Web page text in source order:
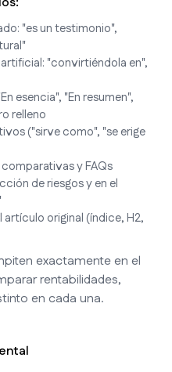
"es un testimonio",
"convirtiéndola en",
esencia", "En resumen",
relleno
("sirve como", "se erige
y FAQs
de riesgos y en el
original (índice, H2,
exactamente en el
rentabilidades,
en cada una.